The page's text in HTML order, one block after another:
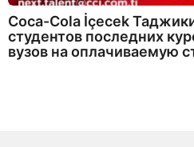
Coca-Cola İçecek
студентов последних
вузов на оплачиваемую